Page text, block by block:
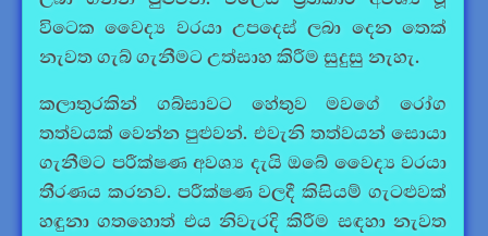
විටෙක වෛද්‍ය වරයා උපදෙස් ලබා දෙන තෙක්
නැවත ගැබ් ගැනීමට උත්සාහ කිරීම සුදුසු නැහැ.
කලාතුරකින් ගබ්සාවට හේතුව මවගේ රෝග
තත්වයක් වෙන්න පුළුවන්. එවැනි තත්වයන් සොයා
ගැනීමට පරීක්ෂණ අවශ්‍ය දැයි ඔබේ වෛද්‍ය වරයා
තීරණය කරනව. පරීක්ෂණ වලදී කිසියම් ගැට‍ළුවක්
හඳුනා ගතහොත් එය නිවැරදි කිරීම සඳහා නැවත